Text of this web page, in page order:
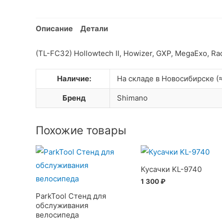
Описание Детали
(TL-FC32) Hollowtech II, Howizer, GXP, MegaExo,
Наличие: На складе в Новосибирске
Бренд Shimano
Похожие товары
ParkTool Стенд для
обслуживания
велосипеда
Кусачки KL-9740
1 300₽